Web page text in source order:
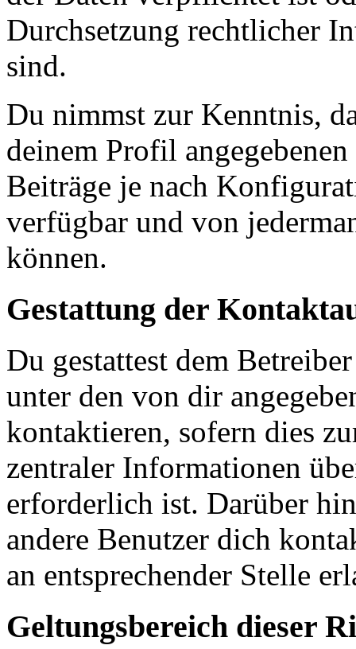
Durchsetzung rechtlicher
sind.
Du nimmst zur Kenntnis,
deinem Profil
Beiträge je nach
verfügbar und von
können.
Gestattung der
Du gestattest dem
unter den von dir
kontaktieren, sofern dies
zentraler Informationen
erforderlich ist. Darüber
andere Benutzer dich
an entsprechender Stelle
Geltungsbereich dieser